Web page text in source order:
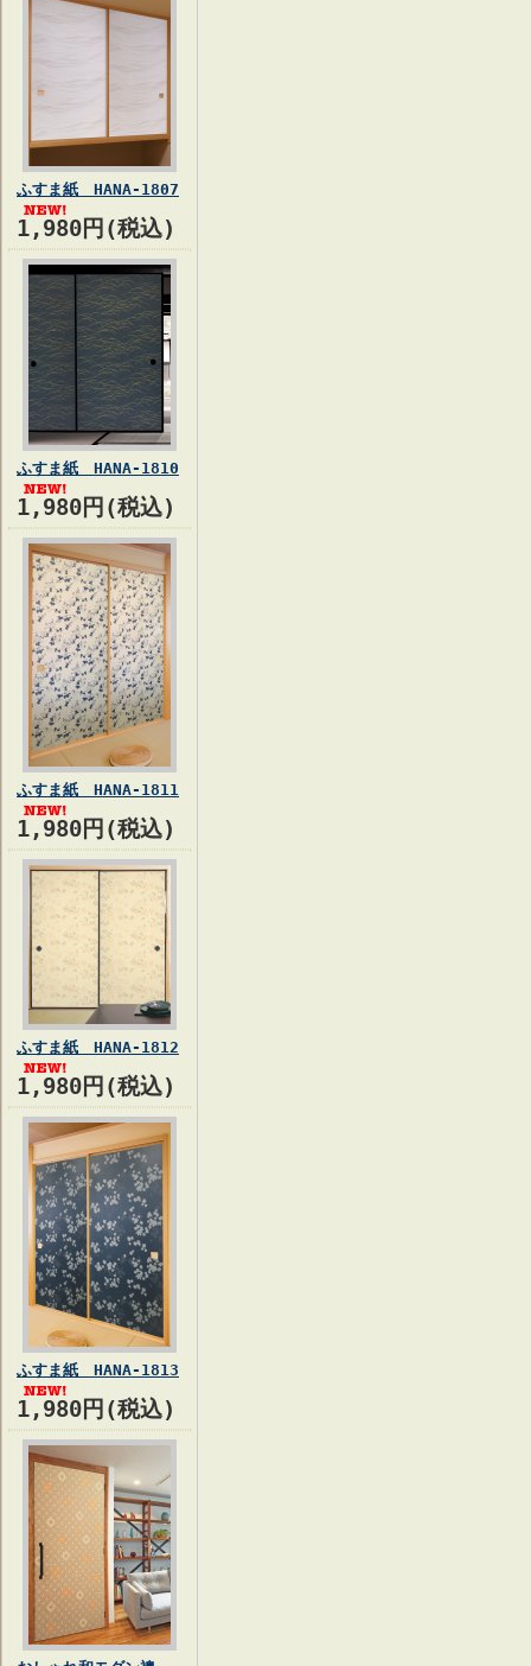
ふすま紙 HANA-1807
1,980円(税込)
ふすま紙 HANA-1810
1,980円(税込)
ふすま紙 HANA-1811
1,980円(税込)
ふすま紙 HANA-1812
1,980円(税込)
ふすま紙 HANA-1813
1,980円(税込)